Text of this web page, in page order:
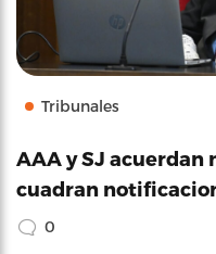
Tribunales
AAA y SJ acuerdan
cuadran
0